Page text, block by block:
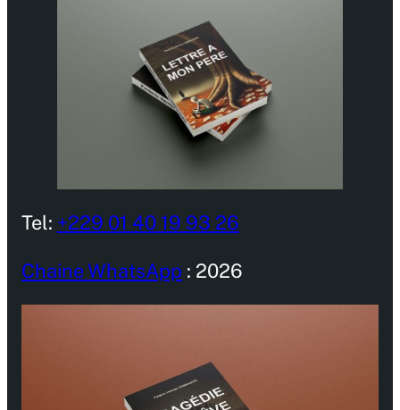
Tel: +229 01 40 19 93 26
Chaine WhatsApp : 2026